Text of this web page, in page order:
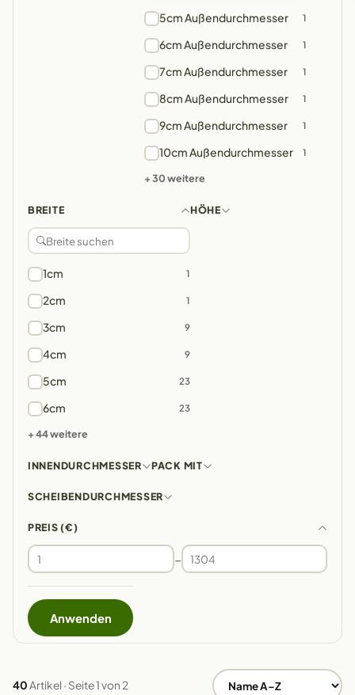
5cm Außendurchmesser 1
6cm Außendurchmesser 1
7cm Außendurchmesser 1
8cm Außendurchmesser 1
9cm Außendurchmesser 1
10cm Außendurchmesser 1
+ 30 weitere
BREITE
1cm 1
2cm 1
3cm 9
4cm 9
5cm 23
6cm 23
+ 44 weitere
HÖHE
INNENDURCHMESSER PACK MIT
SCHEIBENDURCHMESSER
PREIS (€)
–
Anwenden
40Artikel · Seite 1 von 2